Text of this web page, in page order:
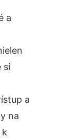
a
si
a
na
k